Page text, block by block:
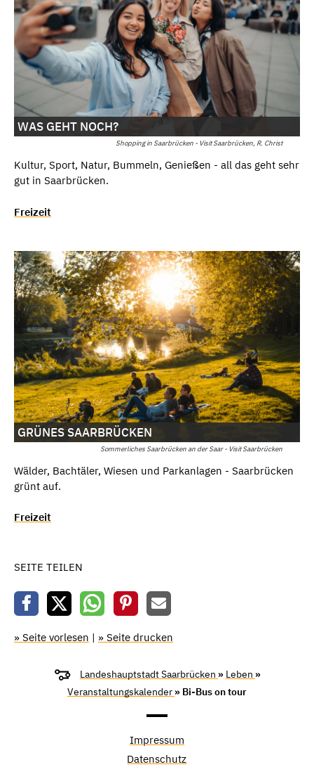
Shopping in Saarbrücken - Visit Saarbrücken, R. Christ
WAS GEHT NOCH?
Kultur, Sport, Natur, Bummeln, Genießen - all das geht sehr
gut in Saarbrücken.
Freizeit
Sommerliches Saarbrücken an der Saar - Visit Saarbrücken
GRÜNES SAARBRÜCKEN
Wälder, Bachtäler, Wiesen und Parkanlagen - Saarbrücken
grünt auf.
Freizeit
SEITE TEILEN
» Seite vorlesen | » Seite drucken
Landeshauptstadt Saarbrücken » Leben »
Veranstaltungskalender » Bi-Bus on tour
Impressum
Datenschutz